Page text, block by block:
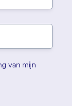
van mijn